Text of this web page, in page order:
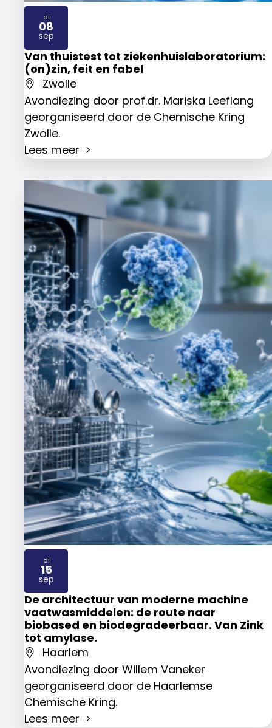
Van thuistest tot ziekenhuislaboratorium:
(on)zin, feit en fabel
Zwolle
Avondlezing door prof.dr. Mariska Leeflang
georganiseerd door de Chemische Kring
Zwolle.
Lees meer
di
08
sep
2026
De architectuur van moderne machine
vaatwasmiddelen: de route naar
biobased en biodegradeerbaar. Van Zink
tot amylase.
Haarlem
Avondlezing door Willem Vaneker
georganiseerd door de Haarlemse
Chemische Kring.
Lees meer
di
15
sep
2026